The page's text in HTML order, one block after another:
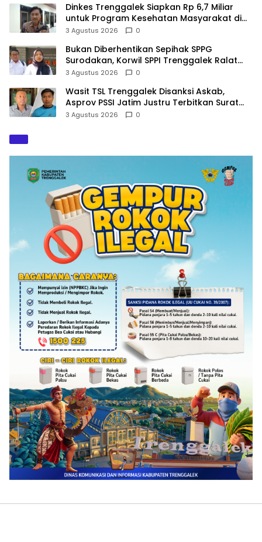
Dinkes Trenggalek Siapkan Rp 6,7 Miliar
untuk Program Kesehatan Masyarakat di
2027
3 Agustus 2026 0
Bukan Diberhentikan Sepihak SPPG
Surodakan, Korwil SPPI Trenggalek Ralat
Pernyataan Soal Permata Umat Tolak MBG
3 Agustus 2026 0
Wasit TSL Trenggalek Disanksi Askab,
Asprov PSSI Jatim Justru Terbitkan Surat
Tugas di Hari yang Sama
3 Agustus 2026 0